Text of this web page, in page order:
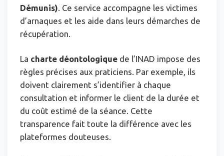
Démunis) . Ce service accompagne les victimes
d’arnaques et les aide dans leurs démarches de
récupération.
La charte déontologique de l’INAD impose des
règles précises aux praticiens. Par exemple, ils
doivent clairement s’identifier à chaque
consultation et informer le client de la durée et
du coût estimé de la séance. Cette
transparence fait toute la différence avec les
plateformes douteuses.